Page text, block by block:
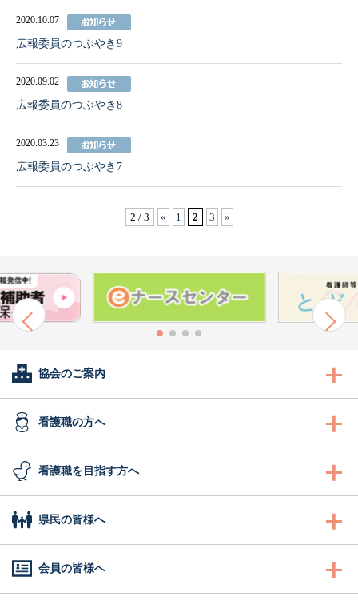
2020.10.07
広報委員のつぶやき9
2020.09.02
広報委員のつぶやき8
2020.03.23
広報委員のつぶやき7
2 / 3 « 1 2 3 »
協会のご案内
会長あいさつ
協会概要
沿革
委員会活動
看護職の方へ
看護職の方へ
認定看護管理者教育課程
看護職を目指す方へ
看護職を目指す方へ
1日ナース体験
県民の皆様へ
県民の皆様へ
会員の皆様へ